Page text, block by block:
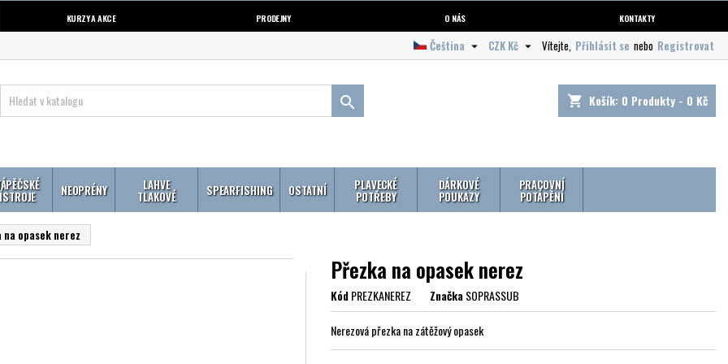
KURZY A AKCE PRODEJNY O NÁS KONTAKTY
Vítejte, Přihlásit se nebo Registrovat
CZK Kč 
Čeština 
shopping_cart Košík: 0 Produkty - 0 Kč

NEOPRÉNY LAHVE
TLAKOVÉ SPEARFISHING OSTATNÍ PLAVECKÉ
POTŘEBY
DÁRKOVÉ
POUKAZY
PRACOVNÍ
POTÁPĚNÍ
na opasek nerez
Přezka na opasek nerez
KódPREZKANEREZ ZnačkaSOPRASSUB
Nerezová přezka na zátěžový opasek